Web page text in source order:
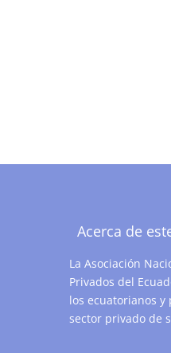
Acerca de
La Asociación
Privados del
los ecuatorianos
sector privado de